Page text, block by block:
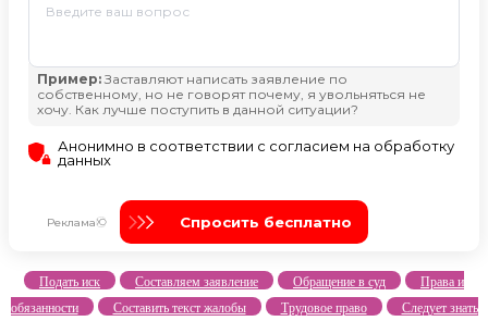
Подать иск Составляем заявление Обращение в суд
Права и
обязанности
Составить текст жалобы Трудовое право
Следует знать